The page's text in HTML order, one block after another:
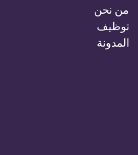
من نحن
توظيف
المدونة